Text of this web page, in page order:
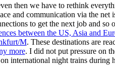
then we have to rethink
and communication via the net
to get the next job and so
between the US, Asia and
M. These destinations are
more. I did not put pressure on
international night trains during